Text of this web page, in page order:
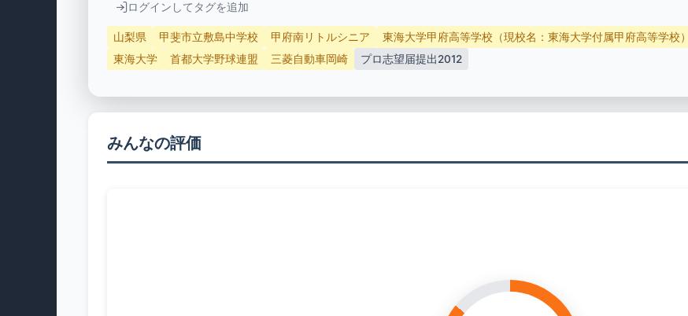
ログインしてタグを追加
山梨県 甲斐市立敷島中学校 甲府南リトルシニア 東海大学甲府高等学校（現校名：東海大学付属甲府高等学校）
東海大学
首都大学野球連盟 三菱自動車岡崎 プロ志望届提出2012
みんなの評価